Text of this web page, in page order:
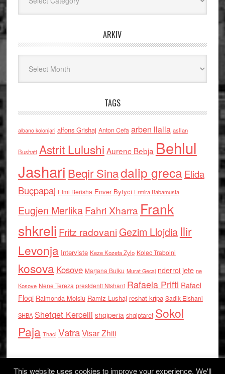
ARKIV
TAGS
albano kolonjari alfons Grishaj Anton Cefa arben llalla asllan
Bushati Astrit Lulushi Aurenc Bebja Behlul
Jashari Beqir Sinadalip grecaElida
Buçpapaj Elmi Berisha Enver Bytyci Ermira Babamusta
Eugjen MerlikaFahri Xharra Frank
shkreli Fritz radovaniGezim Llojdia Ilir
Levonja Interviste Keze Kozeta Zylo Kolec Traboini
kosova Kosove Marjana Bulku Murat Gecaj nderroi jete ne
Kosove Nene Tereza presidenti Nishani Rafaela Prifti Rafael
Floqi Raimonda Moisiu Ramiz Lushaj reshat kripa Sadik Elshani
SHBA Shefqet Kercelli shqiperia shqiptaret Sokol
Paja Thaci VatraVisar Zhiti
This website uses cookies to improve your experience. We'll